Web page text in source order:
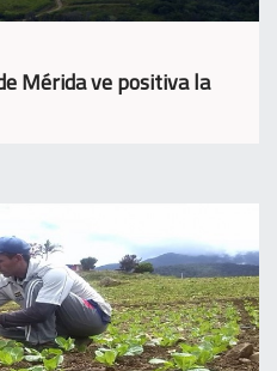
Mérida ve positiva la